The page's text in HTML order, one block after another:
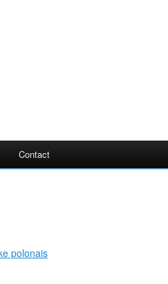
Contact